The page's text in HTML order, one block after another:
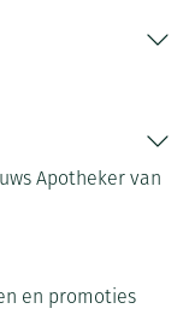
Apotheker van
en promoties